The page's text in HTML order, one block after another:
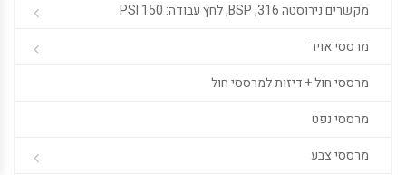
מקשרים נירוסטה 316, BSP, לחץ עבודה: 150 PSI
מרססי אויר
מרססי חול + דיזות למרססי חול
מרססי נפט
מרססי צבע